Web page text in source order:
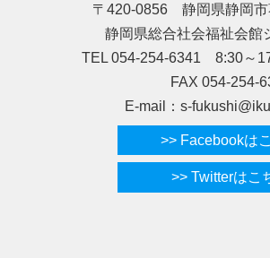
〒420-0856 静岡県静岡市
静岡県総合社会福祉会館
TEL 054-254-6341 8:30～
FAX 054-254-
E-mail：s-
>> Facebookは
>> Twitterはこ